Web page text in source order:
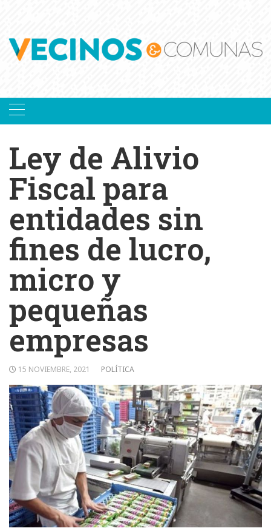
Ley de Alivio
Fiscal para
entidades sin
fines de lucro,
micro y
pequeñas
empresas
15 NOVIEMBRE, 2021 POLÍTICA